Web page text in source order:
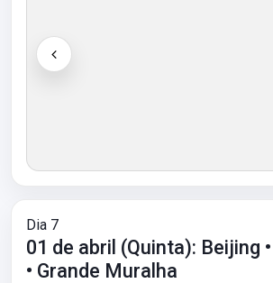
Dia 7
01 de abril (Quinta): Beijing
• Grande Muralha